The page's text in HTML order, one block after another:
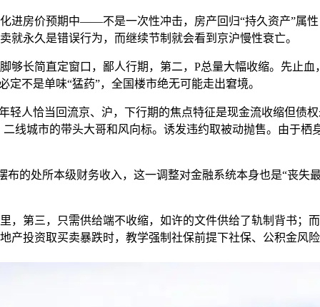
价预期中——不是一次性冲击，房产回归“持久资产”属性
永久是错误行为，而继续节制就会看到京沪慢性衰亡。
简直定窗口，鄙人行期，第二，P总量大幅收缩。先止血
不是单味“猛药”，全国楼市绝无可能走出窘境。
恰当回流京、沪，下行期的焦点特征是现金流收缩但债
线城市的带头大哥和风向标。诱发违约取被动抛售。由于
处所本级财务收入，这一调整对金融系统本身也是“丧失
三，只需供给端不收缩，如许的文件供给了轨制背书；
投资取买卖暴跌时，教学强制社保前提下社保、公积金风